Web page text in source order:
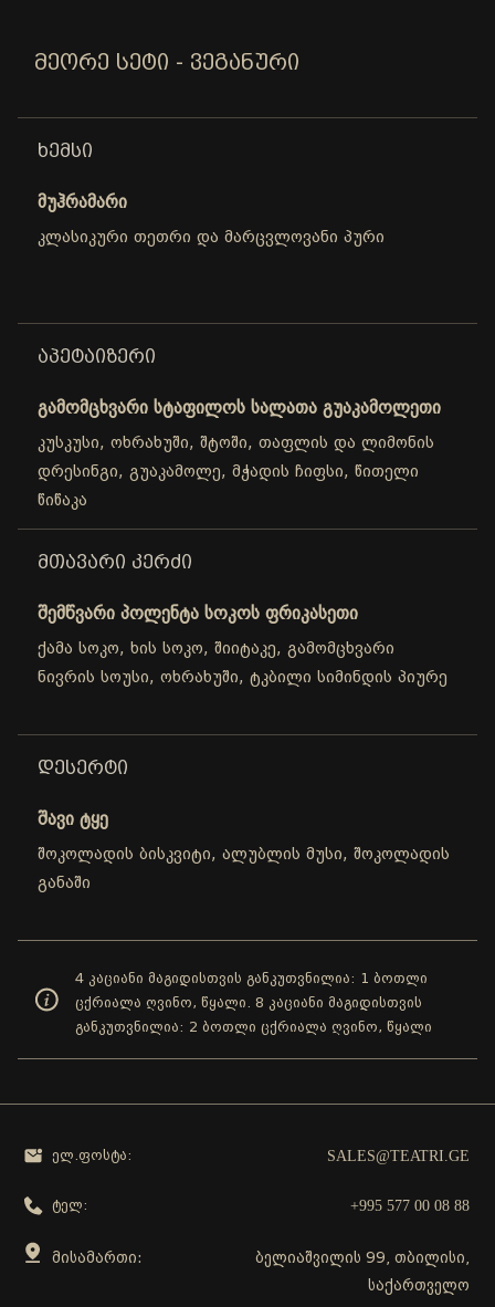
ᲛᲔᲝᲠᲔ ᲡᲔᲢᲘ - ᲕᲔᲒᲐᲜᲣᲠᲘ
ᲮᲔᲛᲡᲘ
მუჰრამარი
კლასიკური თეთრი და მარცვლოვანი პური
ᲐᲞᲔᲢᲐᲘᲖᲔᲠᲘ
გამომცხვარი სტაფილოს სალათა გუაკამოლეთი
კუსკუსი, ოხრახუში, შტოში, თაფლის და ლიმონის
დრესინგი, გუაკამოლე, მჭადის ჩიფსი, წითელი
წიწაკა
ᲛᲗᲐᲕᲐᲠᲘ ᲙᲔᲠᲫᲘ
შემწვარი პოლენტა სოკოს ფრიკასეთი
ქამა სოკო, ხის სოკო, შიიტაკე, გამომცხვარი
ნივრის სოუსი, ოხრახუში, ტკბილი სიმინდის პიურე
ᲓᲔᲡᲔᲠᲢᲘ
შავი ტყე
შოკოლადის ბისკვიტი, ალუბლის მუსი, შოკოლადის
განაში
4 კაციანი მაგიდისთვის განკუთვნილია: 1 ბოთლი
ცქრიალა ღვინო, წყალი. 8 კაციანი მაგიდისთვის
განკუთვნილია: 2 ბოთლი ცქრიალა ღვინო, წყალი
ელ.ფოსტა: SALES@TEATRI.GE
ტელ: +995 577 00 08 88
მისამართი:
ბელიაშვილის 99, თბილისი,
საქართველო